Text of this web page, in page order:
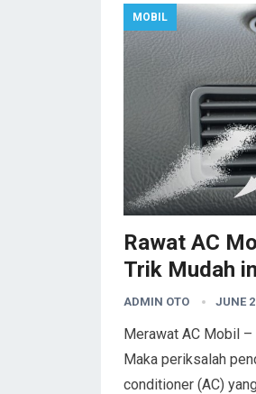
MOBIL
Rawat AC
Trik Mudah
ADMIN OTO JUNE
Merawat AC Mobil
Maka periksalah
conditioner (AC)